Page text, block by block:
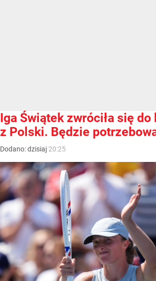
Iga Świątek zwróciła się
z Polski. Będzie
Dodano:dzisiaj 20:25